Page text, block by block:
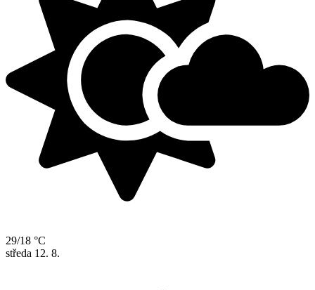
29/18 °C
středa 12. 8.